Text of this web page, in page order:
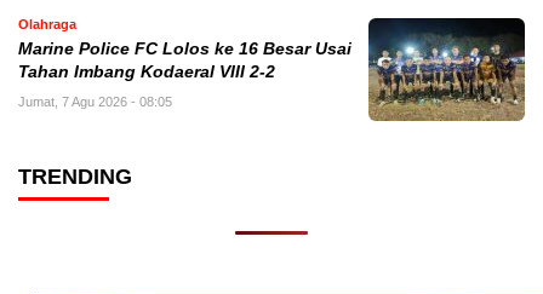
Olahraga
Marine Police FC Lolos ke 16 Besar Usai
Tahan Imbang Kodaeral VIII 2-2
Jumat, 7 Agu 2026 - 08:05
TRENDING